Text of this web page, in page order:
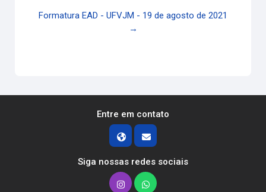
Formatura EAD - UFVJM - 19 de agosto de 2021
→
Entre em contato
Siga nossas redes sociais